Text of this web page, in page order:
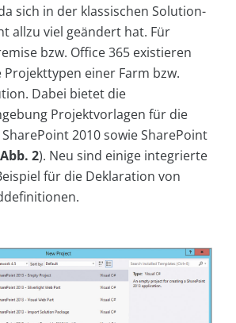
sich in der klassischen Solution-
allzu viel geändert hat. Für
bzw. Office 365 existieren
Projekttypen einer Farm bzw.
Dabei bietet die
Projektvorlagen für die
2010 sowie SharePoint
Abb. 2). Neu sind einige integrierte
für die Deklaration von